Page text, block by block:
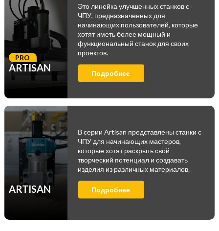
ARTISAN
PRO
Это линейка улучшенных станков с
ЧПУ, предназначенных для
начинающих пользователей, которые
хотят иметь более мощный и
функциональный станок для своих
проектов.
Подробнее
ARTISAN
В серии Artisan представлены станки с
ЧПУ для начинающих мастеров,
которые хотят раскрыть свой
творческий потенциал и создавать
изделия из различных материалов.
Подробнее